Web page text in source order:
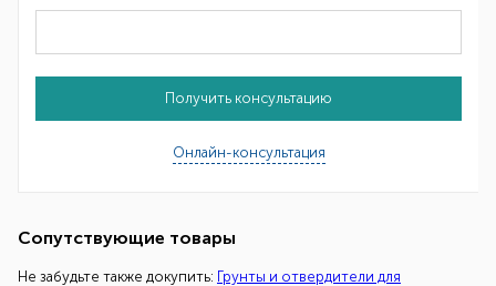
Получить консультацию
Онлайн-консультация
Сопутствующие товары
Не забудьте также докупить: Грунты и отвердители для